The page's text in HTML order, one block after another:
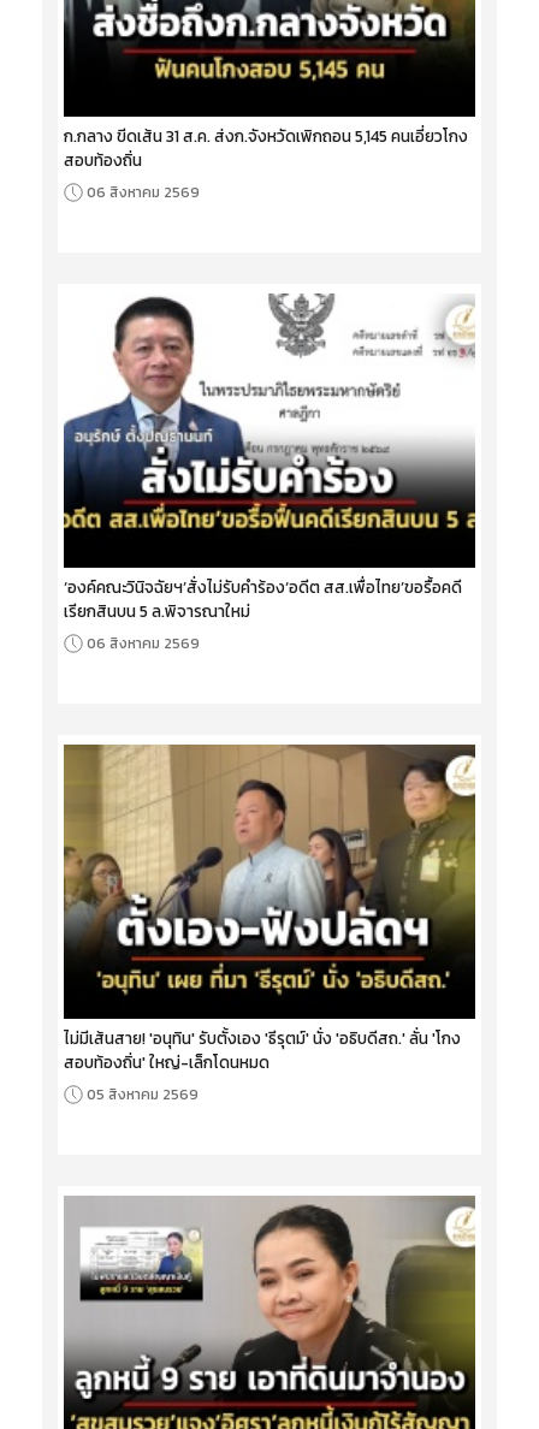
ก.กลาง ขีดเส้น 31 ส.ค. ส่งก.จังหวัดเพิกถอน 5,145 คนเอี่ยวโกง
สอบท้องถิ่น
06 สิงหาคม 2569
‘องค์คณะวินิจฉัยฯ’สั่งไม่รับคำร้อง‘อดีต สส.เพื่อไทย’ขอรื้อคดี
เรียกสินบน 5 ล.พิจารณาใหม่
06 สิงหาคม 2569
ไม่มีเส้นสาย! 'อนุทิน' รับตั้งเอง 'ธีรุตม์' นั่ง 'อธิบดีสถ.' ลั่น 'โกง
สอบท้องถิ่น' ใหญ่-เล็กโดนหมด
05 สิงหาคม 2569